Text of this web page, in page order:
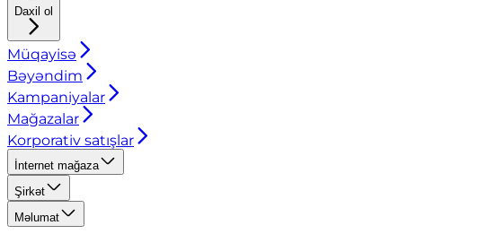
Daxil ol
Müqayisə
Bəyəndim
Kampaniyalar
Mağazalar
Korporativ satışlar
İnternet mağaza
Şirkət
Məlumat